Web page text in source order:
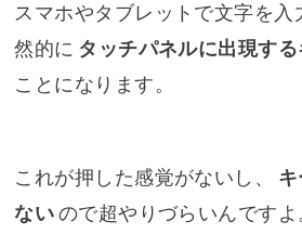
スマホやタブレットで文字を
然的に タッチパネルに出現す
ことになります。
これが押した感覚がないし、
ない ので超やりづらいんですよ